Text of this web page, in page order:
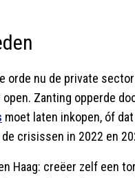
orde nu de private
Zanting opperde
moet laten inkopen, óf
crisissen in 2022 en
Haag: creëer zelf een